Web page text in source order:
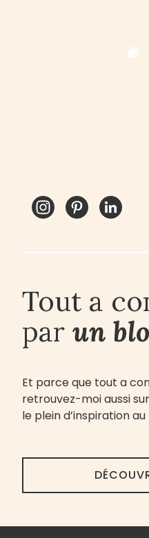
Tout a
par un
Et parce que tout a
retrouvez-moi aussi
le plein d’inspiration